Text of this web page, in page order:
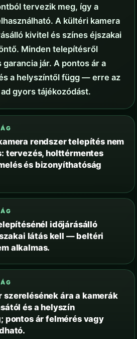
tervezik meg, így a
A kültéri kamera
kivitel és színes éjszakai
Minden telepítésről
garancia jár. A pontos ár a
a helyszíntől függ — erre az
gyors tájékozódást.
rendszer telepítés nem
tervezés, holttérmentes
és bizonyíthatóság
időjárásálló
látás kell — beltéri
alkalmas.
szerelésének ára a kamerák
és a helyszín
pontos ár felmérés vagy